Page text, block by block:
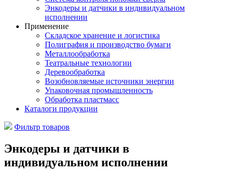
Энкодеры и датчики в индивидуальном
исполнении
Применение
Складское хранение и логистика
Полиграфия и производство бумаги
Металлообработка
Театральные технологии
Деревообработка
Возобновляемые источники энергии
Упаковочная промышленность
Обработка пластмасс
Каталоги продукции
Фильтр товаров
Энкодеры и датчики в
индивидуальном исполнении